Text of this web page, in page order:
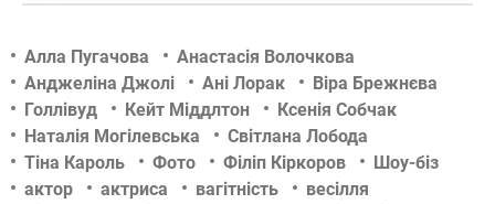
Алла Пугачова
Анастасія Волочкова
Анджеліна Джолі
Ані Лорак
Віра Брежнєва
Голлівуд
Кейт Міддлтон
Ксенія Собчак
Наталія Могілевська
Світлана Лобода
Тіна Кароль
Фото Філіп Кіркоров
Шоу-біз
актор
актриса вагітність
весілля